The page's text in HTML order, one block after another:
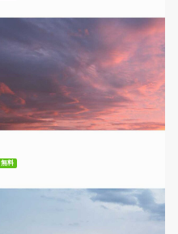
無料ダウンロード
無料